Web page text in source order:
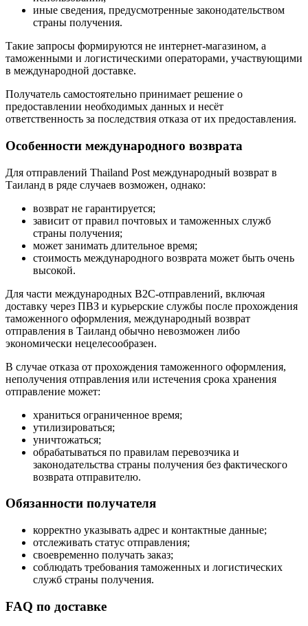
иные сведения, предусмотренные законодательством
страны получения.
Такие запросы формируются не интернет-магазином, а
таможенными и логистическими операторами, участвующими
в международной доставке.
Получатель самостоятельно принимает решение о
предоставлении необходимых данных и несёт
ответственность за последствия отказа от их предоставления.
Особенности международного возврата
Для отправлений Thailand Post международный возврат в
Таиланд в ряде случаев возможен, однако:
возврат не гарантируется;
зависит от правил почтовых и таможенных служб
страны получения;
может занимать длительное время;
стоимость международного возврата может быть очень
высокой.
Для части международных B2C-отправлений, включая
доставку через ПВЗ и курьерские службы после прохождения
таможенного оформления, международный возврат
отправления в Таиланд обычно невозможен либо
экономически нецелесообразен.
В случае отказа от прохождения таможенного оформления,
неполучения отправления или истечения срока хранения
отправление может:
храниться ограниченное время;
утилизироваться;
уничтожаться;
обрабатываться по правилам перевозчика и
законодательства страны получения без фактического
возврата отправителю.
Обязанности получателя
корректно указывать адрес и контактные данные;
отслеживать статус отправления;
своевременно получать заказ;
соблюдать требования таможенных и логистических
служб страны получения.
FAQ по доставке